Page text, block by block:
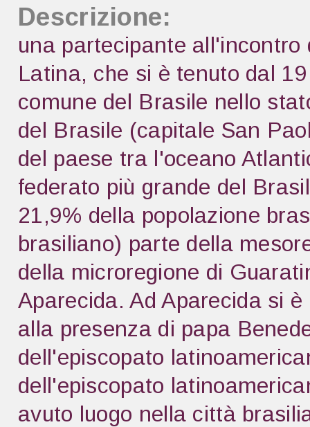
Descrizione:
una partecipante
Latina, che si è tenuto dal
comune del Brasile nello
del Brasile (capitale San
del paese tra l'oceano
federato più grande del
21,9% della popolazione
brasiliano) parte della
della microregione di
Aparecida. Ad Aparecida si
alla presenza di papa
dell'episcopato
dell'episcopato
avuto luogo nella città